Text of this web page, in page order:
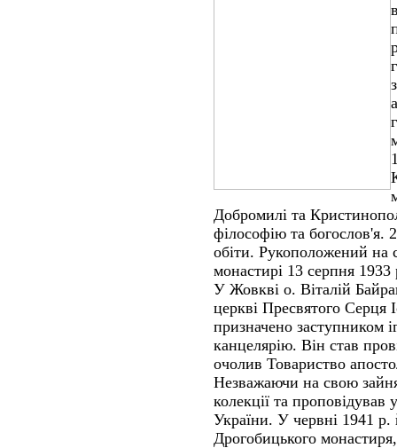
Добромилі та
філософію та богослов'я.
обіти. Рукоположений на
монастирі 13 серпня 1933
У Жовкві о. Віталій
церкві Пресвятого Серця
призначено заступником
канцелярію. Він став
очолив Товариство
Незважаючи на свою
колекції та проповідував
України. У червні 1941 р.
Дрогобицького